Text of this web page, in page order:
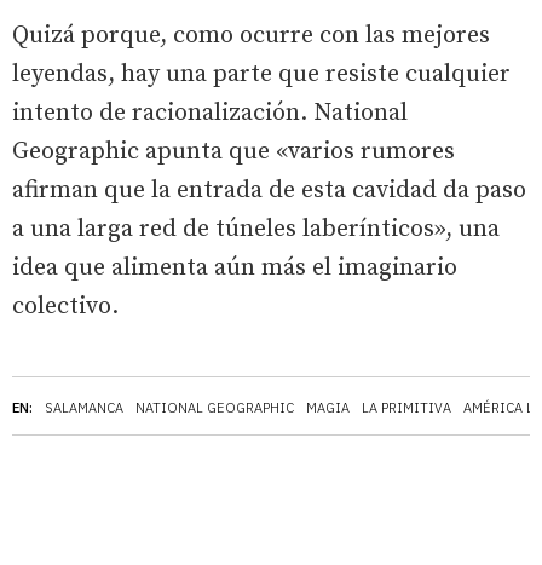
EN: SALAMANCA NATIONAL GEOGRAPHIC MAGIA LA PRIMITIVA AMÉRICA
Quizá porque, como ocurre con las mejores
leyendas, hay una parte que resiste cualquier
intento de racionalización. National
Geographic apunta que «varios rumores
afirman que la entrada de esta cavidad da paso
a una larga red de túneles laberínticos», una
idea que alimenta aún más el imaginario
colectivo.